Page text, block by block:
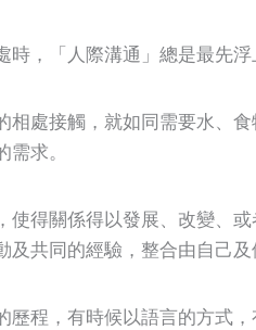
，「人際溝通」總是最先浮
相處接觸，就如同需要水、
求。
使得關係得以發展、改變、
共同的經驗，整合由自己及
歷程，有時候以語言的方式